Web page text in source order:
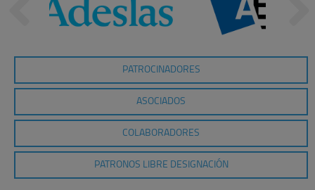
PATROCINADORES
ASOCIADOS
COLABORADORES
PATRONOS LIBRE DESIGNACIÓN